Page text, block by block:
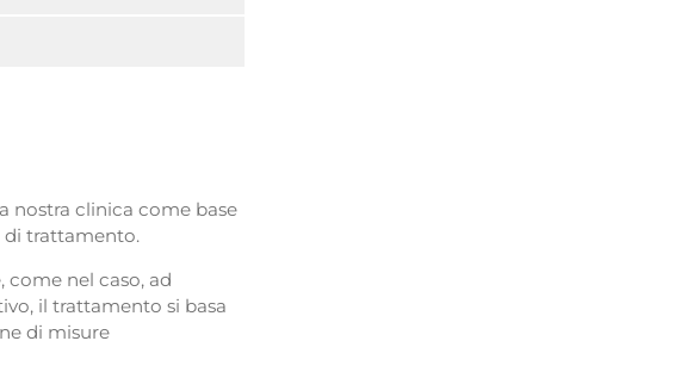
nostra clinica come base
di trattamento.
come nel caso, ad
il trattamento si basa
di misure